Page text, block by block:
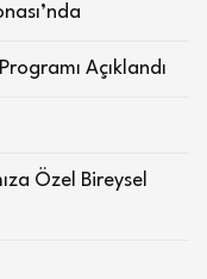
Açıklandı
Özel Bireysel